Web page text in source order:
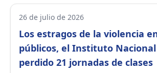
26 de julio de 2026
Los estragos de la violencia
públicos, el Instituto
perdido 21 jornadas de clases